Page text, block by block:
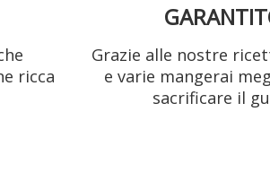
ricca
Grazie alle nostre
e varie mangerai
sacrificare il